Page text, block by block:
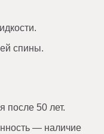
спины.
после 50 лет.
— наличие